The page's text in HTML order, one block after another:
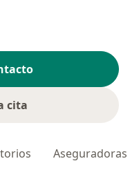
cita
Aseguradoras